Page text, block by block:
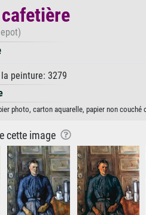
peinture: 3279
photo, carton aquarelle, papier non couché
cette image